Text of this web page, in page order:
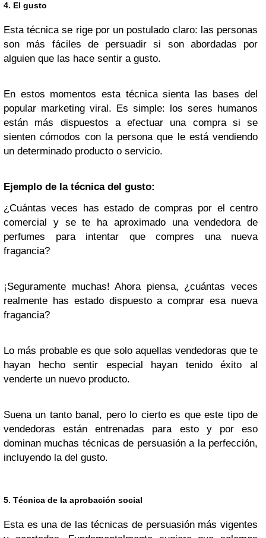
4. El gusto
Esta técnica se rige por un postulado claro: las personas
son más fáciles de persuadir si son abordadas por
alguien que las hace sentir a gusto.
En estos momentos esta técnica sienta las bases del
popular marketing viral. Es simple: los seres humanos
están más dispuestos a efectuar una compra si se
sienten cómodos con la persona que le está vendiendo
un determinado producto o servicio.
Ejemplo de la técnica del gusto:
¿Cuántas veces has estado de compras por el centro
comercial y se te ha aproximado una vendedora de
perfumes para intentar que compres una nueva
fragancia?
¡Seguramente muchas! Ahora piensa, ¿cuántas veces
realmente has estado dispuesto a comprar esa nueva
fragancia?
Lo más probable es que solo aquellas vendedoras que te
hayan hecho sentir especial hayan tenido éxito al
venderte un nuevo producto.
Suena un tanto banal, pero lo cierto es que este tipo de
vendedoras están entrenadas para esto y por eso
dominan muchas técnicas de persuasión a la perfección,
incluyendo la del gusto.
5. Técnica de la aprobación social
Esta es una de las técnicas de persuasión más vigentes